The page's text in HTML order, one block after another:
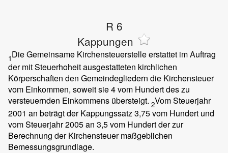
R 6
Kappungen
1Die Gemeinsame Kirchensteuerstelle erstattet im Auftrag
der mit Steuerhoheit ausgestatteten kirchlichen
Körperschaften den Gemeindegliedern die Kirchensteuer
vom Einkommen, soweit sie 4 vom Hundert des zu
versteuernden Einkommens übersteigt. 2Vom Steuerjahr
2001 an beträgt der Kappungssatz 3,75 vom Hundert und
vom Steuerjahr 2005 an 3,5 vom Hundert der zur
Berechnung der Kirchensteuer maßgeblichen
Bemessungsgrundlage.